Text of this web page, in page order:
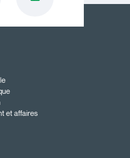
et affaires